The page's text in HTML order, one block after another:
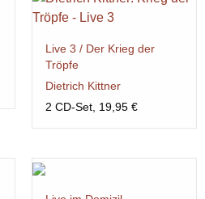
Live 3 / Der Krieg der
Tröpfe
Dietrich Kittner
2 CD-Set, 19,95 €